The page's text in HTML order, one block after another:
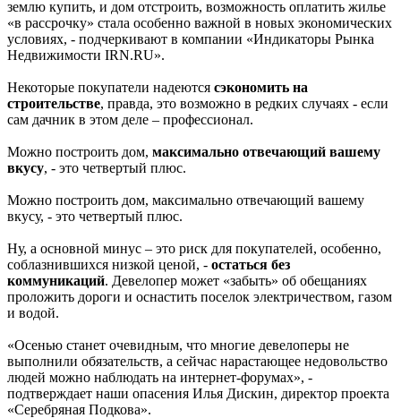
землю купить, и дом отстроить, возможность оплатить жилье
«в рассрочку» стала особенно важной в новых экономических
условиях, - подчеркивают в компании «Индикаторы Рынка
Недвижимости IRN.RU».
Некоторые покупатели надеются сэкономить на
строительстве, правда, это возможно в редких случаях - если
сам дачник в этом деле – профессионал.
Можно построить дом, максимально отвечающий вашему
вкусу, - это четвертый плюс.
Можно построить дом, максимально отвечающий вашему
вкусу, - это четвертый плюс.
Ну, а основной минус – это риск для покупателей, особенно,
соблазнившихся низкой ценой, - остаться без
коммуникаций. Девелопер может «забыть» об обещаниях
проложить дороги и оснастить поселок электричеством, газом
и водой.
«Осенью станет очевидным, что многие девелоперы не
выполнили обязательств, а сейчас нарастающее недовольство
людей можно наблюдать на интернет-форумах», -
подтверждает наши опасения Илья Дискин, директор проекта
«Серебряная Подкова».